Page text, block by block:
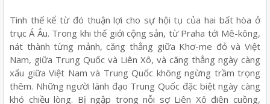
Tình thế kể từ đó thuận lợi cho sự hội tụ của hai bất hòa ở
trục Á Âu. Trong khi thế giới cộng sản, từ Praha tới Mê-kông,
nát thành từng mảnh, căng thẳng giữa Khơ-me đỏ và Việt
Nam, giữa Trung Quốc và Liên Xô, và căng thẳng ngày càng
xấu giữa Việt Nam và Trung Quốc không ngừng trầm trọng
thêm. Những người lãnh đạo Trung Quốc đặc biệt ngày càng
khó chiều lòng. Bị ngập trong nỗi sợ Liên Xô điên cuồng,